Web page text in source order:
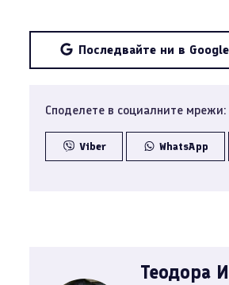
Последвайте ни в
Споделете в социалните мрежи:
Viber WhatsApp
Теодора